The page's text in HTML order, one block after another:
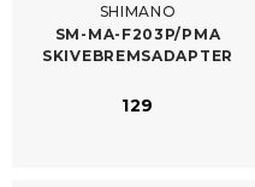
SHIMANO
SM-​MA-F203P/​PMA
SKIVEBREMSADAPTER
129